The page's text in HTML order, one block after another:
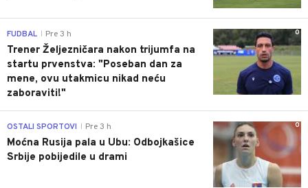
0
FUDBAL Pre 3 h
Trener Željezničara nakon trijumfa na
startu prvenstva: "Poseban dan za
mene, ovu utakmicu nikad neću
zaboraviti!"
0
OSTALI SPORTOVI Pre 3 h
Moćna Rusija pala u Ubu: Odbojkašice
Srbije pobijedile u drami